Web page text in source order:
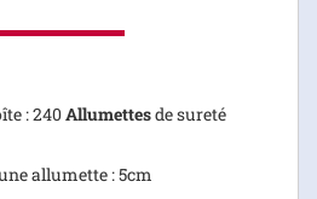
: 240Allumettesde sureté
allumette : 5cm